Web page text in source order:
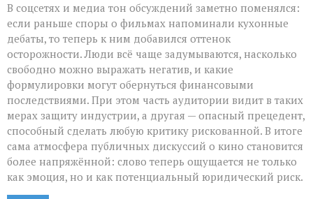
В соцсетях и медиа тон обсуждений заметно поменялся:
если раньше споры о фильмах напоминали кухонные
дебаты, то теперь к ним добавился оттенок
осторожности. Люди всё чаще задумываются, насколько
свободно можно выражать негатив, и какие
формулировки могут обернуться финансовыми
последствиями. При этом часть аудитории видит в таких
мерах защиту индустрии, а другая — опасный прецедент,
способный сделать любую критику рискованной. В итоге
сама атмосфера публичных дискуссий о кино становится
более напряжённой: слово теперь ощущается не только
как эмоция, но и как потенциальный юридический риск.